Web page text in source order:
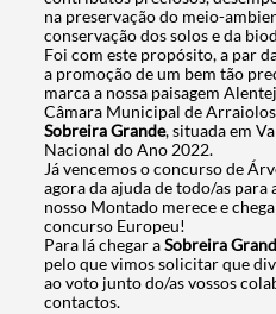
na preservação do meio-
conservação dos solos e da
Foi com este propósito, a par
a promoção de um bem tão
marca a nossa paisagem
Câmara Municipal de
Sobreira Grande, situada em
Nacional do Ano 2022.
Já vencemos o concurso de
agora da ajuda de todo/as
nosso Montado merece e
concurso Europeu!
Para lá chegar aSobreira
pelo que vimos solicitar que
ao voto junto do/as vossos
contactos.